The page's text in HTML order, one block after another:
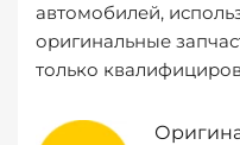
автомобилей,
оригинальные
только